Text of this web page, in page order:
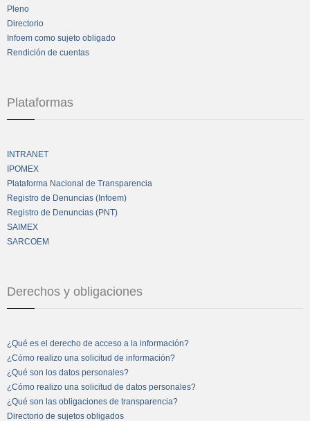
Pleno
Directorio
Infoem como sujeto obligado
Rendición de cuentas
Plataformas
INTRANET
IPOMEX
Plataforma Nacional de Transparencia
Registro de Denuncias (Infoem)
Registro de Denuncias (PNT)
SAIMEX
SARCOEM
Derechos y obligaciones
¿Qué es el derecho de acceso a la información?
¿Cómo realizo una solicitud de información?
¿Qué son los datos personales?
¿Cómo realizo una solicitud de datos personales?
¿Qué son las obligaciones de transparencia?
Directorio de sujetos obligados